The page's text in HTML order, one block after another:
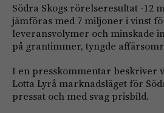
Södra Skogs rörelseresultat -12
jämföras med 7 miljoner i vinst
leveransvolymer och minskade
på grantimmer, tyngde
I en presskommentar beskriver
Lotta Lyrå marknadsläget för
pressat och med svag prisbild.